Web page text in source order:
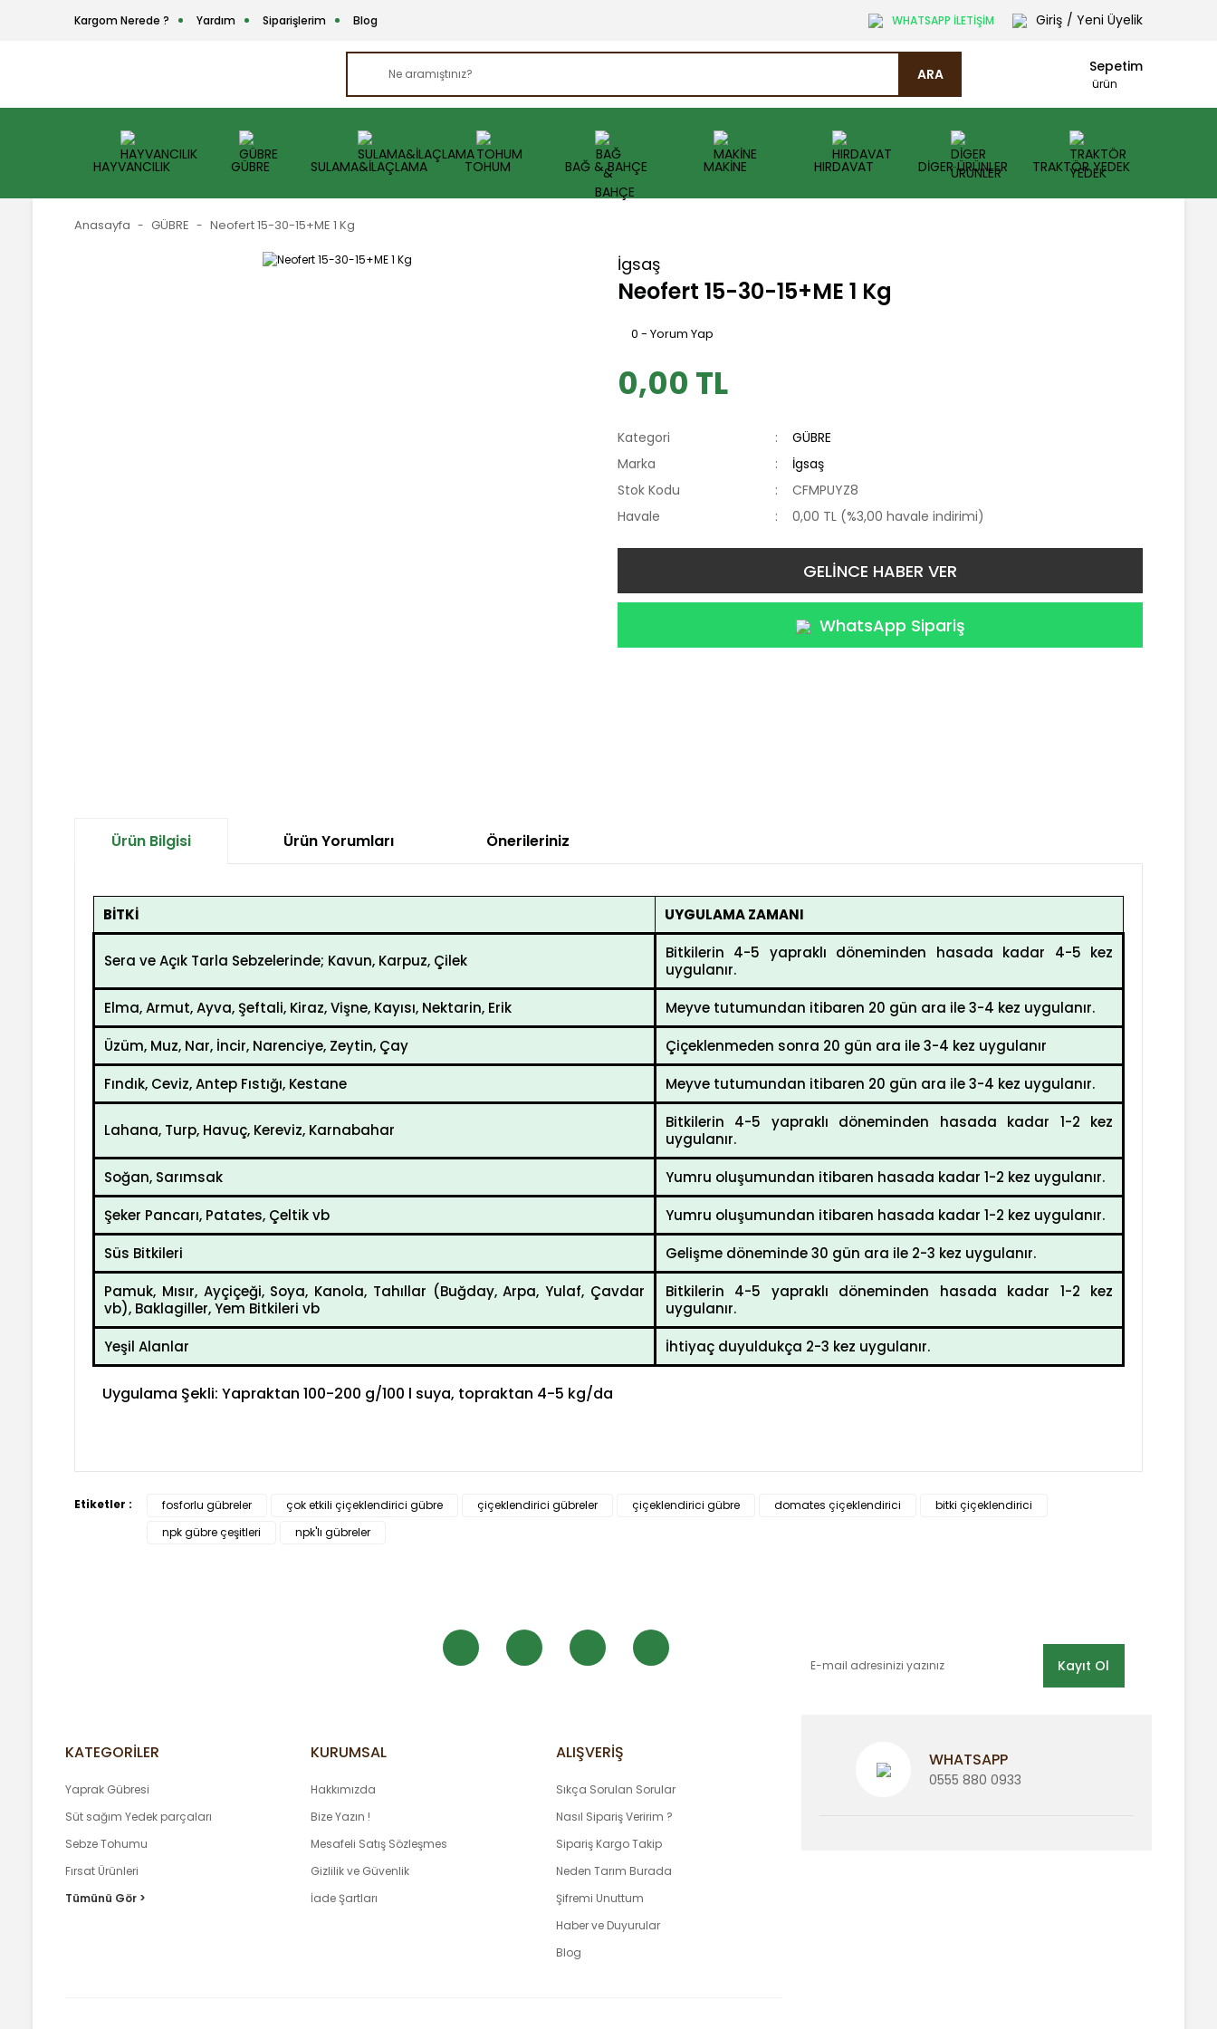
Kargom Nerede ? Yardım Siparişlerim Blog WHATSAPP İLETİŞİM Giriş / Yeni Üyelik
ARA Sepetim
ürün
HAYVANCILIK GÜBRE SULAMA&İLAÇLAMA TOHUM BAĞ & BAHÇE MAKİNE HIRDAVAT DİGER ÜRÜNLER TRAKTÖR YEDEK
Anasayfa GÜBRE Neofert 15-30-15+ME 1 Kg
İgsaş
Neofert 15-30-15+ME 1 Kg
0 - Yorum Yap
0,00 TL
Kategori
GÜBRE
Marka
İgsaş
Stok Kodu
CFMPUYZ8
Havale
0,00 TL (%3,00 havale indirimi)
GELİNCE HABER VER
WhatsApp Sipariş
Ürün Bilgisi Ürün Yorumları Önerileriniz
BİTKİ UYGULAMA ZAMANI
Sera ve Açık Tarla Sebzelerinde; Kavun, Karpuz, Çilek
Bitkilerin 4-5 yapraklı döneminden hasada kadar 4-5 kez
uygulanır.
Elma, Armut, Ayva, Şeftali, Kiraz, Vişne, Kayısı, Nektarin, Erik
Meyve tutumundan itibaren 20 gün ara ile 3-4 kez uygulanır.
Üzüm, Muz, Nar, İncir, Narenciye, Zeytin, Çay
Çiçeklenmeden sonra 20 gün ara ile 3-4 kez uygulanır
Fındık, Ceviz, Antep Fıstığı, Kestane
Meyve tutumundan itibaren 20 gün ara ile 3-4 kez uygulanır.
Lahana, Turp, Havuç, Kereviz, Karnabahar
Bitkilerin 4-5 yapraklı döneminden hasada kadar 1-2 kez
uygulanır.
Soğan, Sarımsak
Yumru oluşumundan itibaren hasada kadar 1-2 kez uygulanır.
Şeker Pancarı, Patates, Çeltik vb
Yumru oluşumundan itibaren hasada kadar 1-2 kez uygulanır.
Süs Bitkileri
Gelişme döneminde 30 gün ara ile 2-3 kez uygulanır.
Pamuk, Mısır, Ayçiçeği, Soya, Kanola, Tahıllar (Buğday, Arpa, Yulaf, Çavdar
vb), Baklagiller, Yem Bitkileri vb
Bitkilerin 4-5 yapraklı döneminden hasada kadar 1-2 kez
uygulanır.
Yeşil Alanlar
İhtiyaç duyuldukça 2-3 kez uygulanır.
Uygulama Şekli: Yapraktan 100-200 g/100 l suya, topraktan 4-5 kg/da
Bu ürünün fiyat bilgisi, resim, ürün açıklamalarında ve diğer konularda yetersiz gördüğünüz noktaları öneri formunu kullanarak tarafımıza iletebilirsiniz.
Görüş ve önerileriniz için teşekkür ederiz.
Etiketler : fosforlu gübreler çok etkili çiçeklendirici gübre çiçeklendirici gübreler çiçeklendirici gübre domates çiçeklendirici
bitki çiçeklendirici
npk gübre çeşitleri
npk'lı gübreler
Kayıt Ol
KATEGORİLER
Yaprak Gübresi
Süt sağım Yedek parçaları
Sebze Tohumu
Fırsat Ürünleri
Tümünü Gör >
KURUMSAL
Hakkımızda
Bize Yazın !
Mesafeli Satış Sözleşmes
Gizlilik ve Güvenlik
İade Şartları
ALIŞVERİŞ
Sıkça Sorulan Sorular
Nasıl Sipariş Veririm ?
Sipariş Kargo Takip
Neden Tarım Burada
Şifremi Unuttum
Haber ve Duyurular
Blog
WHATSAPP
0555 880 0933